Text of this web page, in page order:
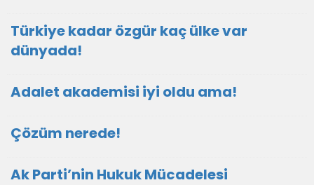
Türkiye kadar özgür kaç ülke var
dünyada!
Adalet akademisi iyi oldu ama!
Çözüm nerede!
Ak Parti’nin Hukuk Mücadelesi